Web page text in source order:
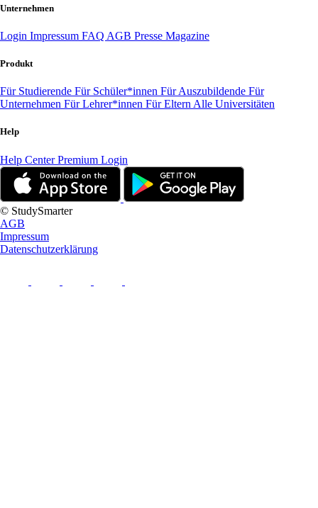
Unternehmen
Login Impressum FAQ AGB Presse Magazine
Produkt
Für Studierende Für Schüler*innen Für Auszubildende Für
Unternehmen Für Lehrer*innen Für Eltern Alle Universitäten
Help
Help CenterPremium Login
© StudySmarter
AGB
Impressum
Datenschutzerklärung